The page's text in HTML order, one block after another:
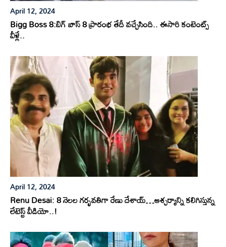
April 12, 2024
Bigg Boss 8:బిగ్ బాస్ 8 ప్రారంభ తేదీ వచ్చేసింది.. ఈసారి కంటెంట్స్
వీళ్లే..
April 12, 2024
Renu Desai: 8 నెలల గర్భవతిగా రేణు దేశాయ్…ఆశ్చర్యాన్ని కలిగిస్తున్న
లేటెస్ట్ వీడియో..!